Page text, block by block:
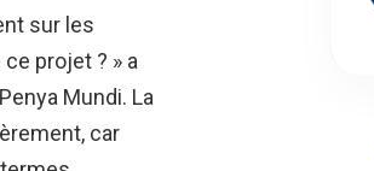
sur les
projet ? » a
Mundi. La
car